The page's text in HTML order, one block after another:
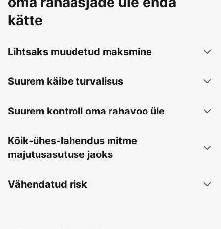
kätte
Lihtsaks muudetud maksmine
Suurem käibe turvalisus
Suurem kontroll oma rahavoo üle
Kõik-ühes-lahendus mitme
majutusasutuse jaoks
Vähendatud risk